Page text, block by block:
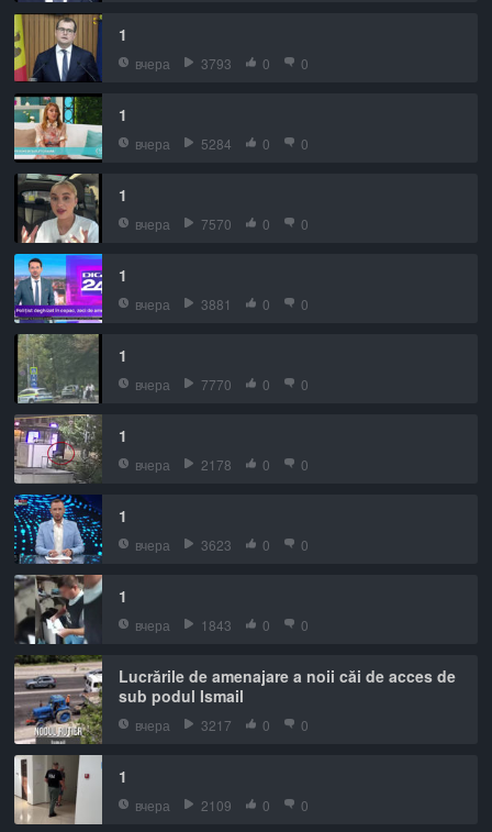
1
вчера 3793 0 0
1
вчера 5284 0 0
1
вчера 7570 0 0
1
вчера 3881 0 0
1
вчера 7770 0 0
1
вчера 2178 0 0
1
вчера 3623 0 0
1
вчера 1843 0 0
Lucrările de amenajare a noii căi de acces de
sub podul Ismail
вчера 3217 0 0
1
вчера 2109 0 0